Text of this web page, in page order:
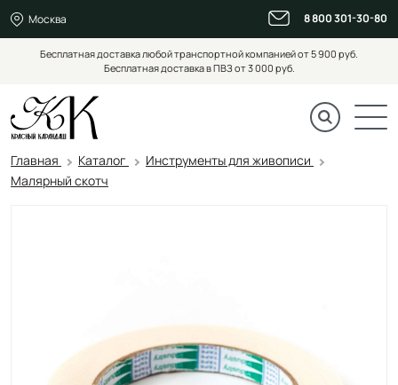
Москва 8 800 301-30-80
Бесплатная доставка любой транспортной компанией от 5 900 руб.
Бесплатная доставка в ПВЗ от 3 000 руб.
Главная Каталог
Инструменты для живописи
Малярный скотч